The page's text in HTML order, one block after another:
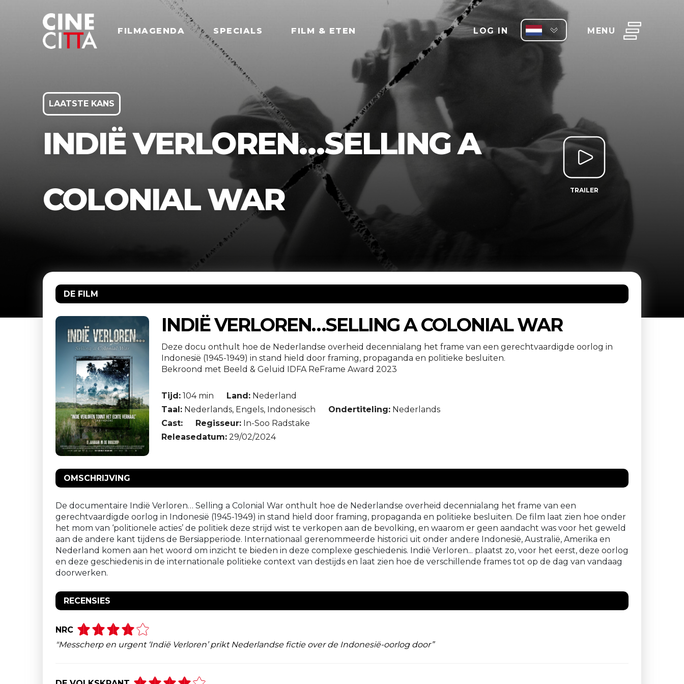
FILMAGENDA SPECIALS FILM & ETEN LOG IN MENU
LAATSTE KANS
INDIË VERLOREN…SELLING A
COLONIAL WAR
TRAILER
DE FILM
INDIË VERLOREN…SELLING A COLONIAL WAR
Deze docu onthult hoe de Nederlandse overheid decennialang het frame van een gerechtvaardigde oorlog in
Indonesië (1945-1949) in stand hield door framing, propaganda en politieke besluiten.
Bekroond met Beeld & Geluid IDFA ReFrame Award 2023
Tijd: 104 min Land: Nederland
Taal: Nederlands, Engels, Indonesisch Ondertiteling: Nederlands
Cast:
Regisseur: In-Soo Radstake
Releasedatum: 29/02/2024
OMSCHRIJVING
De documentaire Indië Verloren… Selling a Colonial War onthult hoe de Nederlandse overheid decennialang het frame van een
gerechtvaardigde oorlog in Indonesië (1945-1949) in stand hield door framing, propaganda en politieke besluiten. De film laat zien hoe onder
het mom van ‘politionele acties’ de politiek deze strijd wist te verkopen aan de bevolking, en waarom er geen aandacht was voor het geweld
aan de andere kant tijdens de Bersiapperiode. Internationaal gerenommeerde historici uit onder andere Indonesië, Australië, Amerika en
Nederland komen aan het woord om inzicht te bieden in deze complexe geschiedenis. Indië Verloren... plaatst zo, voor het eerst, deze oorlog
en deze geschiedenis in de internationale politieke context van destijds en laat zien hoe de verschillende frames tot op de dag van vandaag
doorwerken.
RECENSIES
NRC
"Messcherp en urgent ‘Indië Verloren’ prikt Nederlandse fictie over de Indonesië-oorlog door”